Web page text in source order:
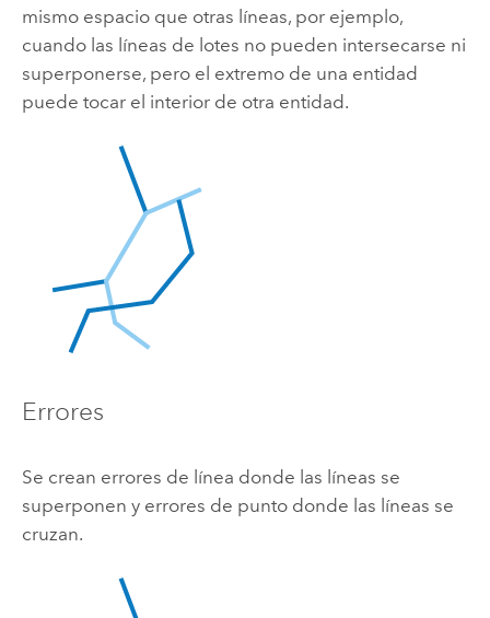
mismo espacio que otras líneas, por ejemplo,
cuando las líneas de lotes no pueden intersecarse ni
superponerse, pero el extremo de una entidad
puede tocar el interior de otra entidad.
Errores
Se crean errores de línea donde las líneas se
superponen y errores de punto donde las líneas se
cruzan.